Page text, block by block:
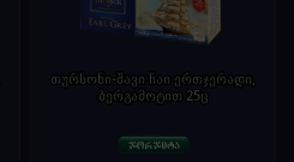
თურსონი-შავი ჩაი ერთჯერადი,
ბერგამოტით 25ც